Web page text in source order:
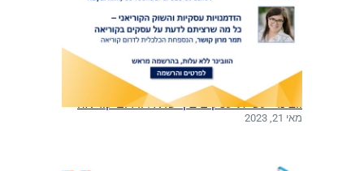
וובינר: עשיית עסקים בין ישראל ודרום קוריאה
מאי 21, 2023